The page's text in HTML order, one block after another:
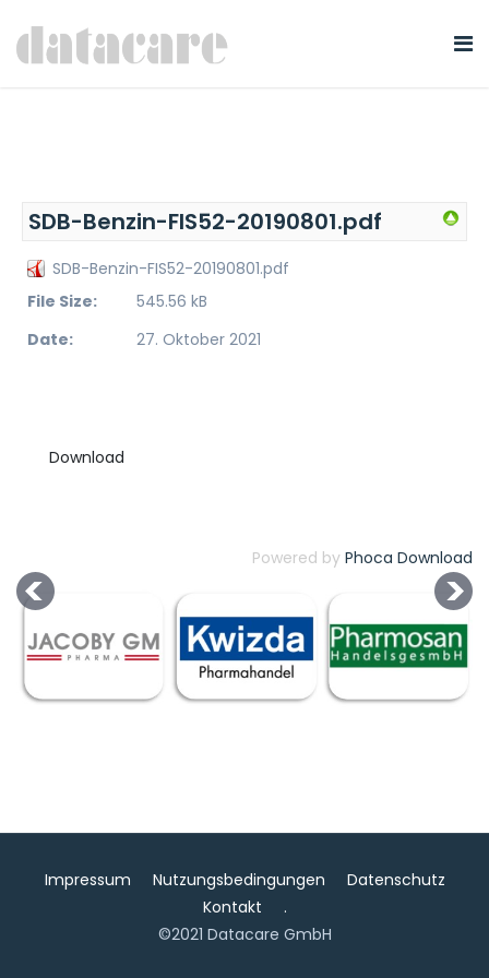
SDB-Benzin-FIS52-20190801.pdf
SDB-Benzin-FIS52-20190801.pdf
File Size:
545.56 kB
Date:
27. Oktober 2021
Powered by Phoca Download
Impressum Nutzungsbedingungen
Datenschutz
Kontakt
.
©2021 Datacare GmbH